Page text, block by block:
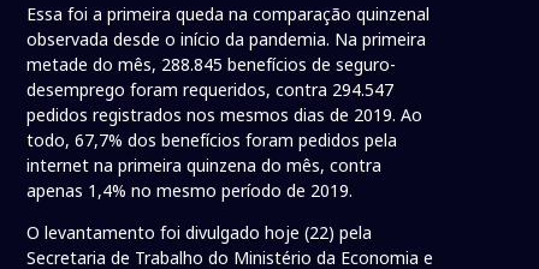
Essa foi a primeira queda na comparação quinzenal
observada desde o início da pandemia. Na primeira
metade do mês, 288.845 benefícios de seguro-
desemprego foram requeridos, contra 294.547
pedidos registrados nos mesmos dias de 2019. Ao
todo, 67,7% dos benefícios foram pedidos pela
internet na primeira quinzena do mês, contra
apenas 1,4% no mesmo período de 2019.
O levantamento foi divulgado hoje (22) pela
Secretaria de Trabalho do Ministério da Economia e